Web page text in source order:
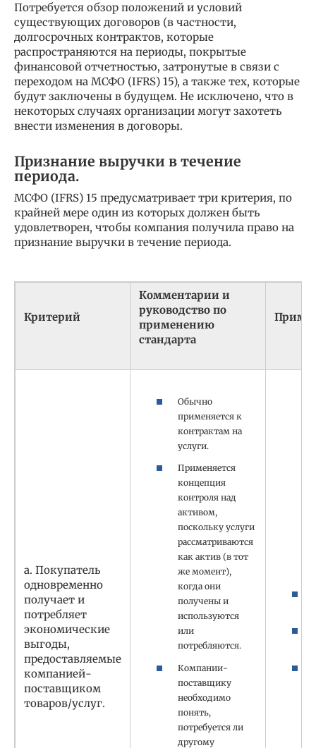
Потребуется обзор положений и условий
существующих договоров (в частности,
долгосрочных контрактов, которые
распространяются на периоды, покрытые
финансовой отчетностью, затронутые в связи с
переходом на МСФО (IFRS) 15), а также тех, которые
будут заключены в будущем. Не исключено, что в
некоторых случаях организации могут захотеть
внести изменения в договоры.
Признание выручки в течение
периода.
МСФО (IFRS) 15 предусматривает три критерия, по
крайней мере один из которых должен быть
удовлетворен, чтобы компания получила право на
признание выручки в течение периода.
Критерий
Комментарии и
руководство по
применению
стандарта
a. Покупатель
одновременно
получает и
потребляет
экономические
выгоды,
предоставляемые
компанией-
поставщиком
товаров/услуг.
Обычно
применяется к
контрактам на
услуги.
Применяется
концепция
контроля над
активом,
поскольку услуги
рассматриваются
как актив (в тот
же момент),
когда они
получены и
используются
или
потребляются.
Компании-
поставщику
необходимо
понять,
потребуется ли
другому